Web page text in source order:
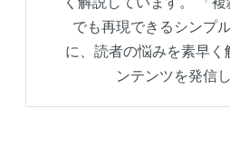
でも再現できるシンプ
に、読者の悩みを素早く
ンテンツを発信